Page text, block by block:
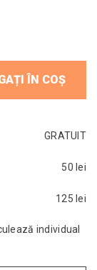
ÎN COȘ
GRATUIT
50 lei
125 lei
individual